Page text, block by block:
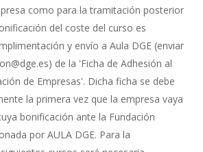
como para la tramitación posterior
del coste del curso es
y envío a Aula DGE (enviar
de la 'Ficha de Adhesión al
de Empresas'. Dicha ficha se debe
la primera vez que la empresa vaya
bonificación ante la Fundación
por AULA DGE. Para la